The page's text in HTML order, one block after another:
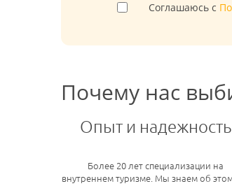
Соглашаюсь с
Почему нас
Опыт и надежность
Более 20 лет специализации на
внутреннем туризме. Мы знаем об